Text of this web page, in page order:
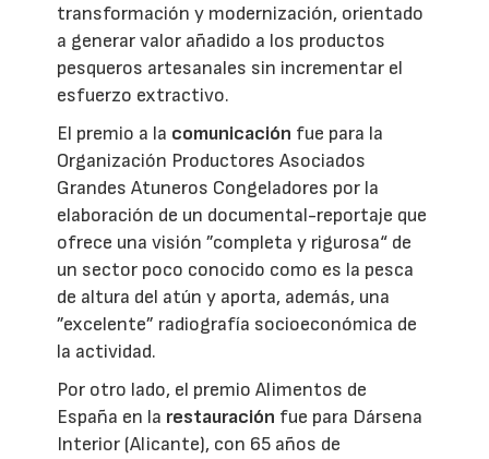
transformación y modernización, orientado
a generar valor añadido a los productos
pesqueros artesanales sin incrementar el
esfuerzo extractivo.
El premio a la comunicación fue para la
Organización Productores Asociados
Grandes Atuneros Congeladores por la
elaboración de un documental-reportaje que
ofrece una visión ”completa y rigurosa“ de
un sector poco conocido como es la pesca
de altura del atún y aporta, además, una
”excelente” radiografía socioeconómica de
la actividad.
Por otro lado, el premio Alimentos de
España en la restauración fue para Dársena
Interior (Alicante), con 65 años de